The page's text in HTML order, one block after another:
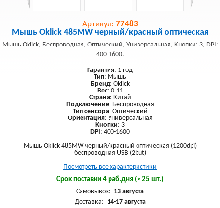
Артикул: 77483
Мышь Oklick 485MW черный/красный оптическая
Мышь Oklick, Беспроводная, Оптический, Универсальная, Кнопки: 3, DPI:
400-1600.
Гарантия: 1 год
Тип: Мышь
Бренд: Oklick
Вес: 0.11
Страна: Китай
Подключение: Беспроводная
Тип сенсора: Оптический
Ориентация: Универсальная
Кнопки: 3
DPI: 400-1600
Мышь Oklick 485MW черный/красный оптическая (1200dpi)
беспроводная USB (2but)
Посмотреть все характеристики
Срок поставки 4 раб.дня (> 25 шт.)
Самовывоз: 13 августа
Доставка: 14-17 августа